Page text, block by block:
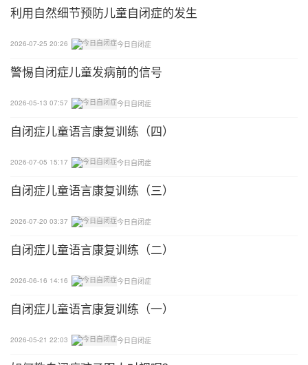
据国内著名孤独症康复专家介绍，儿童孤独症有着多
方面的因素，日常生活中，父母不仅要在饮食方面注
意均衡，确保孩子健康成长;此外，也要多带孩子外
出走走，多接触自然，从多方面预防孤独症的发生。
利用自然细节预防儿童自闭症的发生
2026-07-25 20:26 今日自闭症
警惕自闭症儿童发病前的信号
2026-05-13 07:57 今日自闭症
自闭症儿童语言康复训练（四）
2026-07-05 15:17 今日自闭症
自闭症儿童语言康复训练（三）
2026-07-20 03:37 今日自闭症
自闭症儿童语言康复训练（二）
2026-06-16 14:16 今日自闭症
自闭症儿童语言康复训练（一）
2026-05-21 22:03 今日自闭症